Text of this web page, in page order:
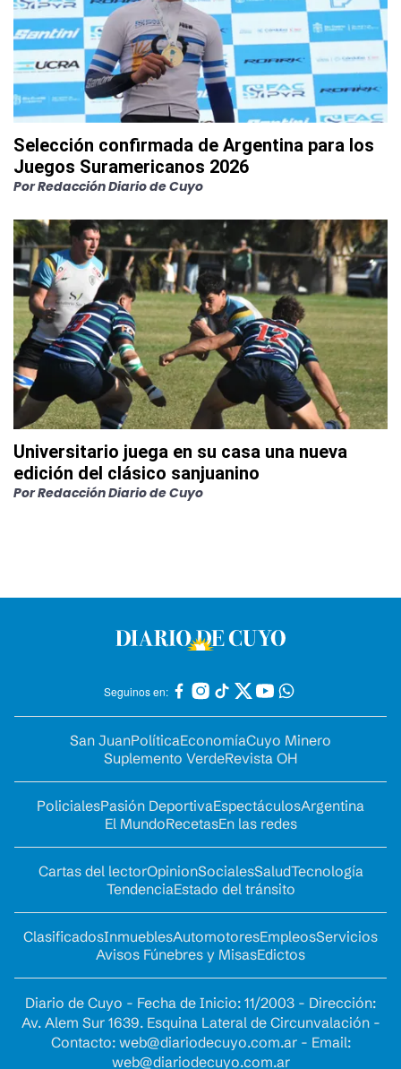
Selección confirmada de Argentina para los
Juegos Suramericanos 2026
PorRedacción Diario de Cuyo
Universitario juega en su casa una nueva
edición del clásico sanjuanino
PorRedacción Diario de Cuyo
Seguinos en:
San JuanPolíticaEconomíaCuyo Minero
Suplemento VerdeRevista OH
PolicialesPasión DeportivaEspectáculosArgentina
El MundoRecetasEn las redes
Cartas del lectorOpinionSocialesSaludTecnología
TendenciaEstado del tránsito
ClasificadosInmueblesAutomotoresEmpleosServicios
Avisos Fúnebres y MisasEdictos
Diario de Cuyo - Fecha de Inicio: 11/2003 - Dirección:
Av. Alem Sur 1639. Esquina Lateral de Circunvalación -
Contacto: web@diariodecuyo.com.ar- Email:
web@diariodecuyo.com.ar